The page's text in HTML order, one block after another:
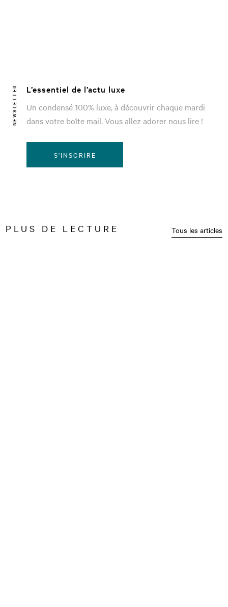
NEWSLETTER
L’essentiel de l’actu luxe
Un condensé 100% luxe, à découvrir chaque mardi
dans votre boîte mail. Vous allez adorer nous lire !
S'INSCRIRE
PLUS DE LECTURE Tous les articles